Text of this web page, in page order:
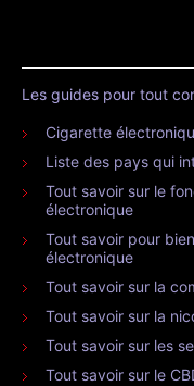
Les guides pour tout
Cigarette
Liste des pays qui
Tout savoir sur le
électronique
Tout savoir pour
électronique
Tout savoir sur la
Tout savoir sur la
Tout savoir sur les
Tout savoir sur le